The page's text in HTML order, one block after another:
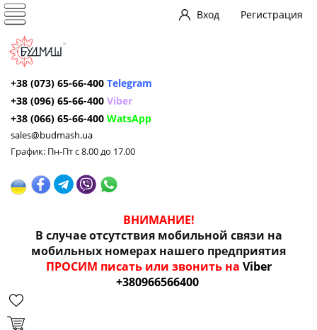
Вход Регистрация
+38 (073) 65-66-400 Telegram
+38 (096) 65-66-400 Viber
+38 (066) 65-66-400 WatsApp
sales@budmash.ua
График: Пн-Пт с 8.00 до 17.00
ВНИМАНИЕ!
В случае отсутствия мобильной связи на
мобильных номерах нашего предприятия
ПРОСИМ писать или звонить на Viber
+380966566400